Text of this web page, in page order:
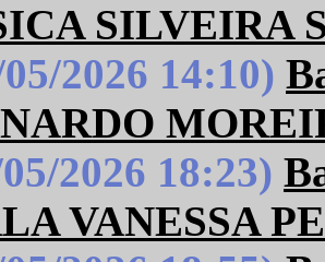
SILVEIRA
2026 14:10)
2026 18:23)
VANESSA